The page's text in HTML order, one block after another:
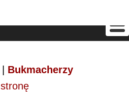
Bukmacherzy
stronę